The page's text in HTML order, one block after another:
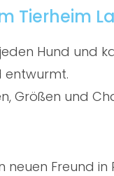
Tierheim
Hund und
entwurmt.
Größen und
Freund in